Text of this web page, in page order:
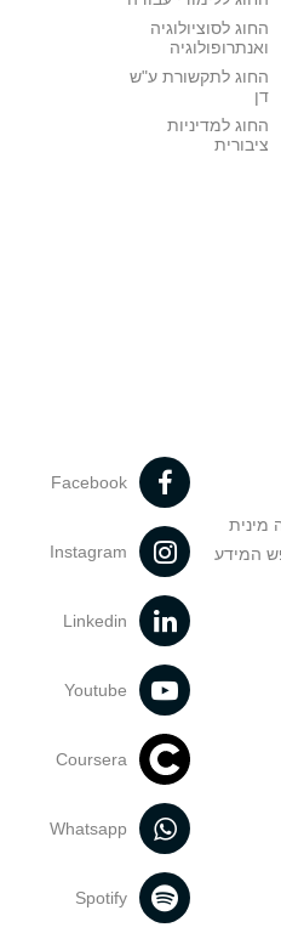
החוג לסוציולוגיה
ואנתרופולוגיה
החוג לתקשורת ע"ש
דן
החוג למדיניות
ציבורית
מינית
המידע
Facebook
Instagram
Linkedin
Youtube
Coursera
Whatsapp
Spotify